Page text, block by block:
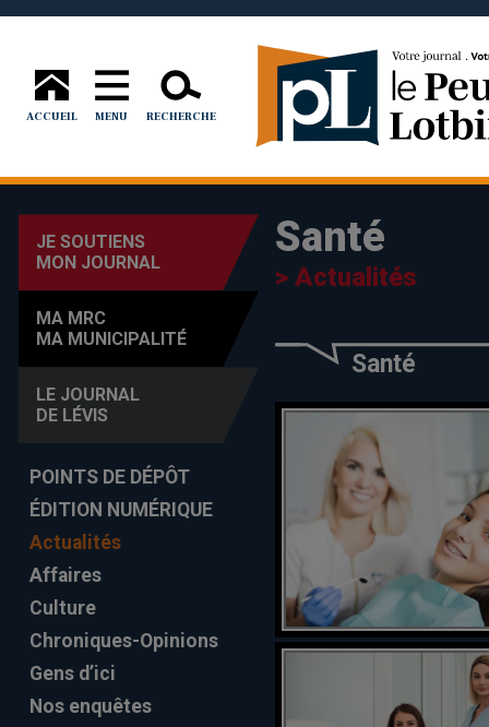
ACCUEIL MENU RECHERCHE
JE SOUTIENS
MON JOURNAL
MA MRC
MA MUNICIPALITÉ
LE JOURNAL
DE LÉVIS
POINTS DE DÉPÔT
ÉDITION NUMÉRIQUE
Actualités
Affaires
Culture
Chroniques-Opinions
Gens d’ici
Nos enquêtes
Santé
> Actualités
Santé